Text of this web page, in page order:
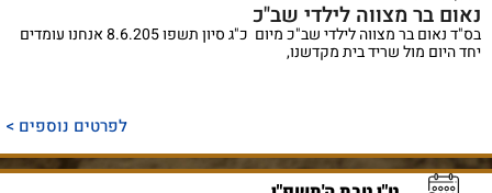
נאום בר מצווה לילדי שב"כ
בס"ד נאום בר מצווה לילדי שב"כ מיום כ"ג סיון תשפו 8.6.205 אנחנו עומדים
יחד היום מול שריד בית מקדשנו,
לפרטים נוספים >